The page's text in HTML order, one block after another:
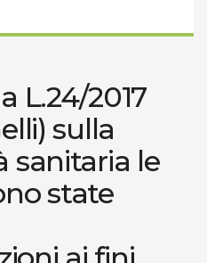
L.24/2017
sulla
sanitaria le
state